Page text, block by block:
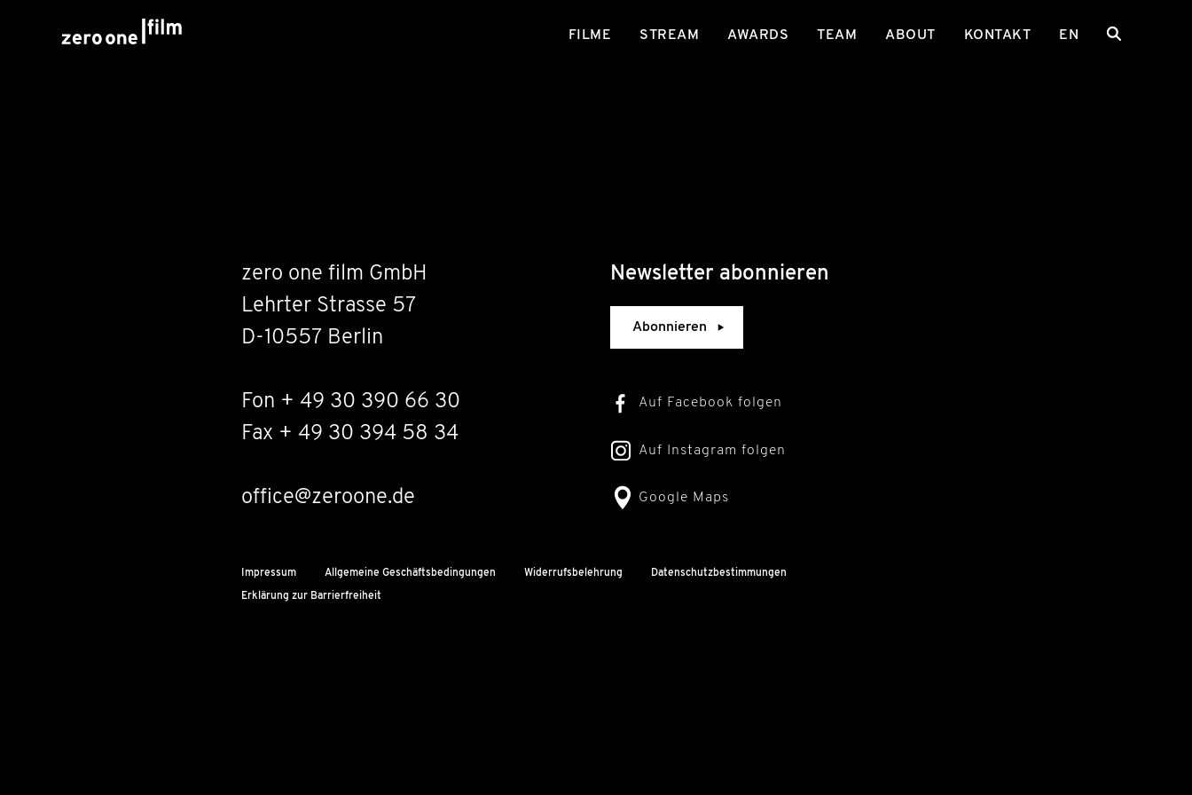
FILME STREAM AWARDS TEAM ABOUT KONTAKT EN
zero one film GmbH
Lehrter Strasse 57
D-10557 Berlin
Fon + 49 30 390 66 30
Fax + 49 30 394 58 34
office@zeroone.de
Newsletter abonnieren
Abonnieren
Auf Facebook folgen
Auf Instagram folgen
Google Maps
Impressum Allgemeine Geschäftsbedingungen Widerrufsbelehrung Datenschutzbestimmungen
Erklärung zur Barrierfreiheit